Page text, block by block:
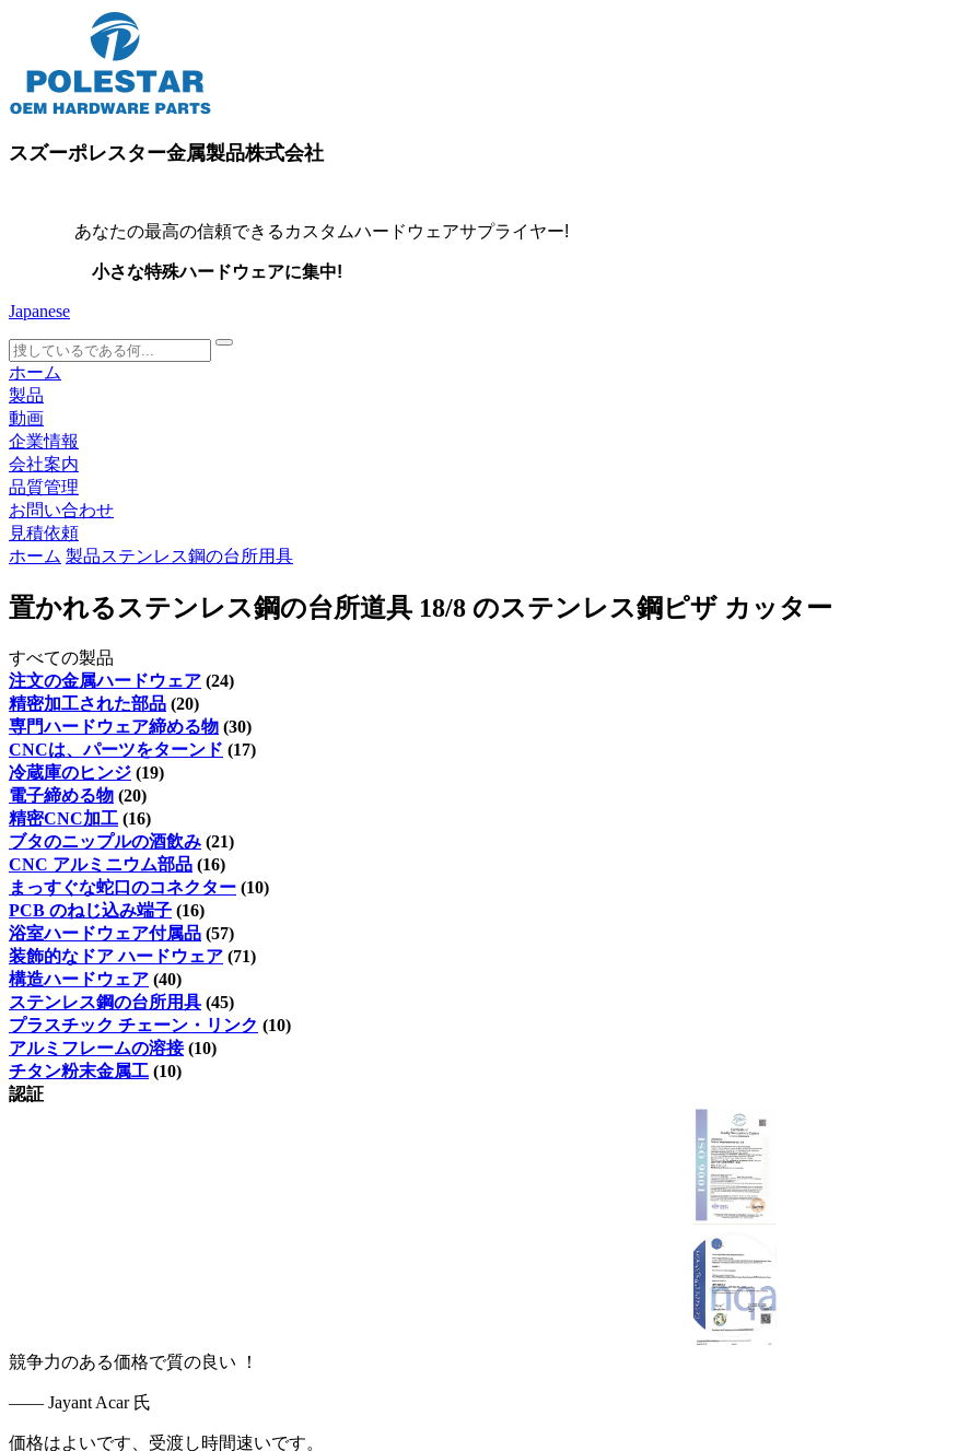
スズーポレスター金属製品株式会社
あなたの最高の信頼できるカスタムハードウェアサプライヤー!
小さな特殊ハードウェアに集中!
Japanese
search
ホーム
製品
動画
企業情報
会社案内
品質管理
お問い合わせ
見積依頼
ホーム 製品ステンレス鋼の台所用具
置かれるステンレス鋼の台所道具 18/8 のステンレス鋼ピザ カッター
すべての製品
注文の金属ハードウェア (24)
精密加工された部品 (20)
専門ハードウェア締める物 (30)
CNCは、パーツをターンド (17)
冷蔵庫のヒンジ (19)
電子締める物 (20)
精密CNC加工 (16)
ブタのニップルの酒飲み (21)
CNC アルミニウム部品 (16)
まっすぐな蛇口のコネクター (10)
PCB のねじ込み端子 (16)
浴室ハードウェア付属品 (57)
装飾的なドア ハードウェア (71)
構造ハードウェア (40)
ステンレス鋼の台所用具 (45)
プラスチック チェーン・リンク (10)
アルミフレームの溶接 (10)
チタン粉末金属工 (10)
認証
競争力のある価格で質の良い ！
—— Jayant Acar 氏
価格はよいです、受渡し時間速いです。